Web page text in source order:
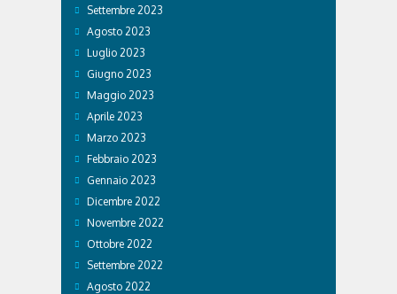
Settembre 2023
Agosto 2023
Luglio 2023
Giugno 2023
Maggio 2023
Aprile 2023
Marzo 2023
Febbraio 2023
Gennaio 2023
Dicembre 2022
Novembre 2022
Ottobre 2022
Settembre 2022
Agosto 2022